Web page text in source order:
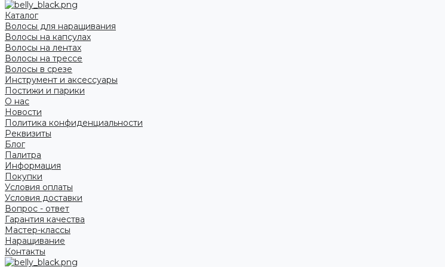
Каталог
Волосы для наращивания
Волосы на капсулах
Волосы на лентах
Волосы на трессе
Волосы в срезе
Инструмент и аксессуары
Постижи и парики
О нас
Новости
Политика конфиденциальности
Реквизиты
Блог
Палитра
Информация
Покупки
Условия оплаты
Условия доставки
Вопрос - ответ
Гарантия качества
Мастер-классы
Наращивание
Контакты